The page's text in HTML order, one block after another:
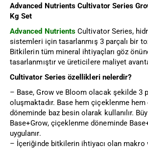
Advanced Nutrients Cultivator Series
Kg Set
Advanced Nutrients Cultivator Series,
sistemleri için tasarlanmış 3 parçalı bir
Bitkilerin tüm mineral ihtiyaçları göz
tasarlanmıştır ve üreticilere maliyet
Cultivator Series özellikleri nelerdir?
– Base, Grow ve Bloom olacak şekilde 3
oluşmaktadır. Base hem çiçeklenme hem
döneminde baz besin olarak kullanılır.
Base+Grow, çiçeklenme döneminde
uygulanır.
– İçeriğinde bitkilerin ihtiyacı olan makro